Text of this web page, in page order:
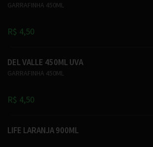
GARRAFINHA 450ML
R$ 4,50
DEL VALLE 450ML UVA
GARRAFINHA 450ML
R$ 4,50
LIFE LARANJA 900ML